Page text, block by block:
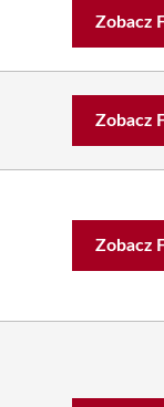
Zobacz
Zobacz
Zobacz